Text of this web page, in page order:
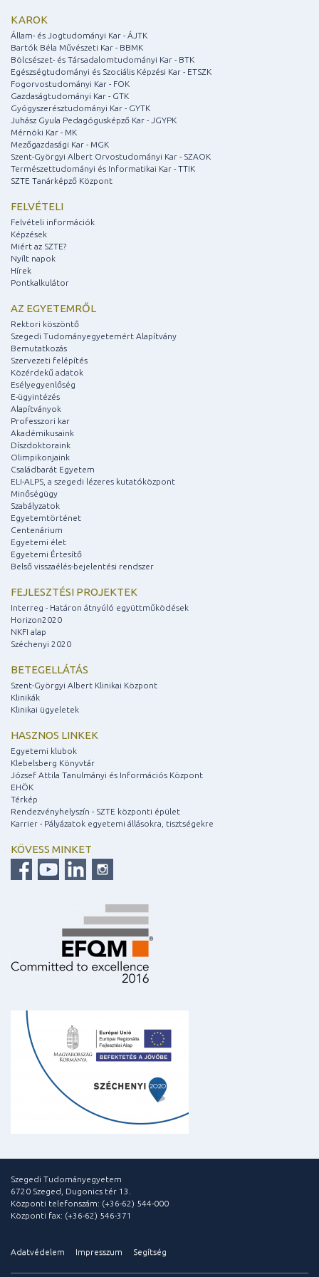
KAROK
Állam- és Jogtudományi Kar - ÁJTK
Bartók Béla Művészeti Kar - BBMK
Bölcsészet- és Társadalomtudományi Kar - BTK
Egészségtudományi és Szociális Képzési Kar - ETSZK
Fogorvostudományi Kar - FOK
Gazdaságtudományi Kar - GTK
Gyógyszerésztudományi Kar - GYTK
Juhász Gyula Pedagógusképző Kar - JGYPK
Mérnöki Kar - MK
Mezőgazdasági Kar - MGK
Szent-Györgyi Albert Orvostudományi Kar - SZAOK
Természettudományi és Informatikai Kar - TTIK
SZTE Tanárképző Központ
FELVÉTELI
Felvételi információk
Képzések
Miért az SZTE?
Nyílt napok
Hírek
Pontkalkulátor
AZ EGYETEMRŐL
Rektori köszöntő
Szegedi Tudományegyetemért Alapítvány
Bemutatkozás
Szervezeti felépítés
Közérdekű adatok
Esélyegyenlőség
E-ügyintézés
Alapítványok
Professzori kar
Akadémikusaink
Díszdoktoraink
Olimpikonjaink
Családbarát Egyetem
ELI-ALPS, a szegedi lézeres kutatóközpont
Minőségügy
Szabályzatok
Egyetemtörténet
Centenárium
Egyetemi élet
Egyetemi Értesítő
Belső visszaélés-bejelentési rendszer
FEJLESZTÉSI PROJEKTEK
Interreg - Határon átnyúló együttműködések
Horizon2020
NKFI alap
Széchenyi 2020
BETEGELLÁTÁS
Szent-Györgyi Albert Klinikai Központ
Klinikák
Klinikai ügyeletek
HASZNOS LINKEK
Egyetemi klubok
Klebelsberg Könyvtár
József Attila Tanulmányi és Információs Központ
EHÖK
Térkép
Rendezvényhelyszín - SZTE központi épület
Karrier - Pályázatok egyetemi állásokra, tisztségekre
KÖVESS MINKET
Szegedi Tudományegyetem
6720 Szeged, Dugonics tér 13.
Központi telefonszám: (+36-62) 544-000
Központi fax: (+36-62) 546-371
Adatvédelem Impresszum Segítség